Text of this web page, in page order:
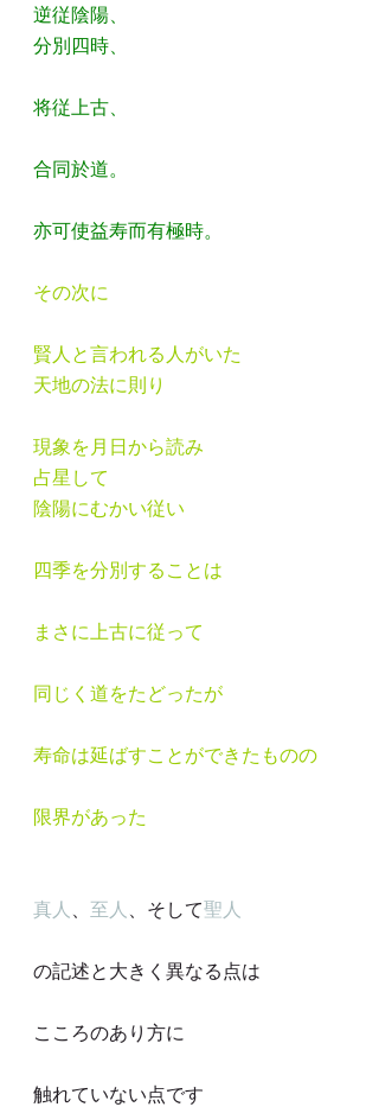
逆従陰陽、
分別四時、
将従上古、
合同於道。
亦可使益寿而有極時。
その次に
賢人と言われる人がいた
天地の法に則り
現象を月日から読み
占星して
陰陽にむかい従い
四季を分別することは
まさに上古に従って
同じく道をたどったが
寿命は延ばすことができたものの
限界があった
真人 至人 、そして聖人
の記述と大きく異なる点は
こころのあり方に
触れていない点です